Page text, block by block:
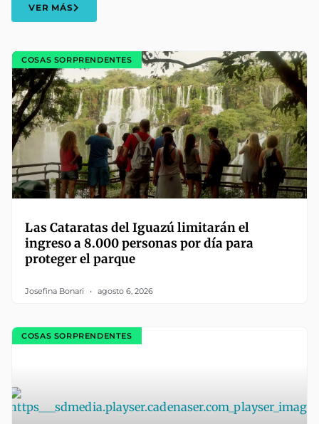
VER MÁS
COSAS SORPRENDENTES
Las Cataratas del Iguazú limitarán el
ingreso a 8.000 personas por día para
proteger el parque
Josefina Bonari agosto 6, 2026
COSAS SORPRENDENTES